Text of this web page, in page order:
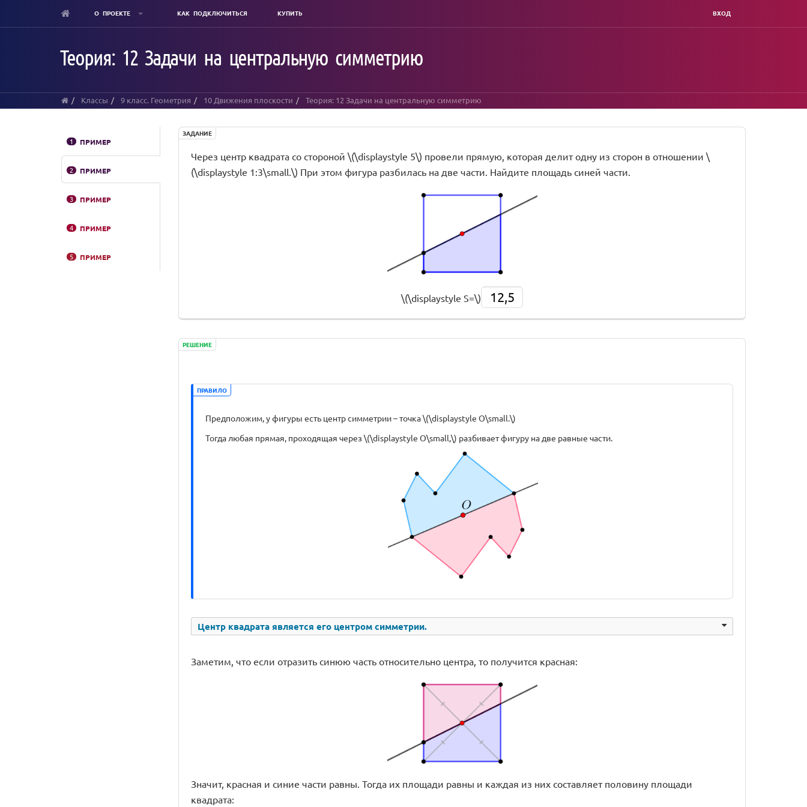
О ПРОЕКТЕ КАК ПОДКЛЮЧИТЬСЯ КУПИТЬ ВХОД
Теория: 12 Задачи на центральную симметрию
Классы 9 класс. Геометрия 10 Движения плоскости Теория: 12 Задачи на центральную симметрию
1 ПРИМЕР
2 ПРИМЕР
3 ПРИМЕР
4 ПРИМЕР
5 ПРИМЕР
ЗАДАНИЕ
Через центр квадрата со стороной \(\displaystyle 5\) провели прямую, которая делит одну из сторон в отношении \
(\displaystyle 1:3\small.\) При этом фигура разбилась на две части. Найдите площадь синей части.
\(\displaystyle S=\) 12,5
РЕШЕНИЕ
ПРАВИЛО
Предположим, у фигуры есть центр симметрии – точка \(\displaystyle O\small.\)
Тогда любая прямая, проходящая через \(\displaystyle O\small,\) разбивает фигуру на две равные части.
Центр квадрата является его центром симметрии.
Заметим, что если отразить синюю часть относительно центра, то получится красная:
Значит, красная и синие части равны. Тогда их площади равны и каждая из них составляет половину площади
квадрата: